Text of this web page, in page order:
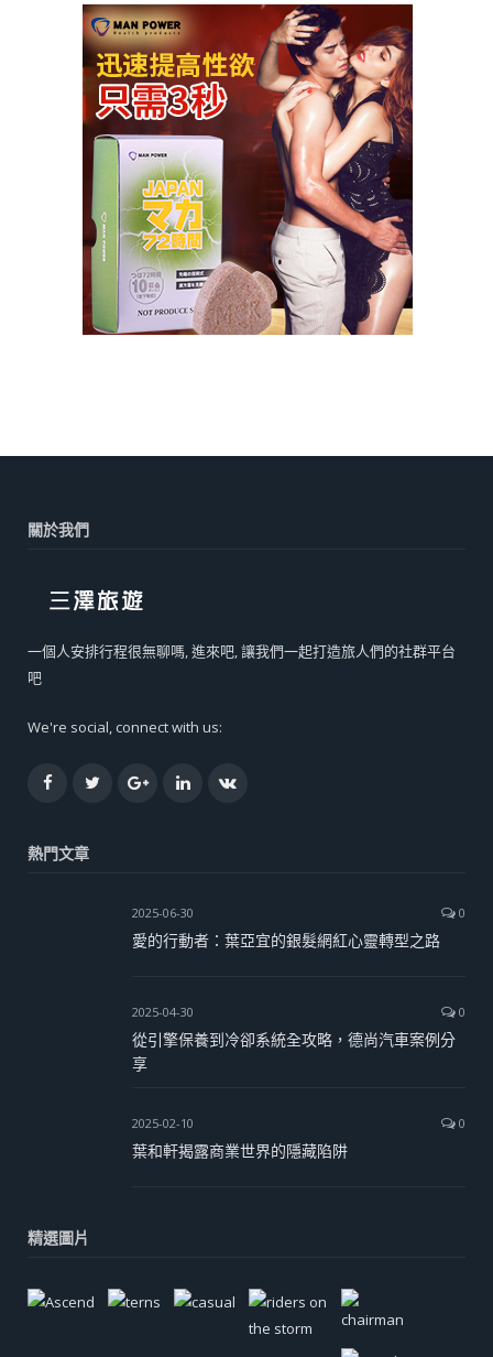
關於我們
一個人安排行程很無聊嗎, 進來吧, 讓我們一起打造旅人們的社群平台
吧
We're social, connect with us:
FacebookTwitterGoogle+LinkedInVK
熱門文章
2025-06-30 0
愛的行動者：葉亞宜的銀髮網紅心靈轉型之路
2025-04-30 0
從引擎保養到冷卻系統全攻略，德尚汽車案例分
享
2025-02-10 0
葉和軒揭露商業世界的隱藏陷阱
精選圖片